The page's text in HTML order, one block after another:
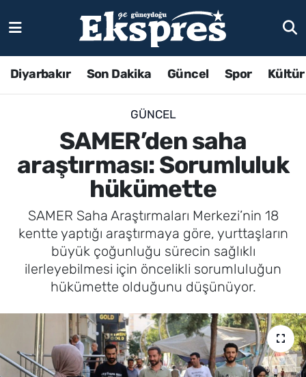
Diyarbakır Son Dakika Güncel Spor
GÜNCEL
SAMER’den saha
araştırması: Sorumluluk
hükümette
SAMER Saha Araştırmaları Merkezi’nin 18
kentte yaptığı araştırmaya göre, yurttaşların
büyük çoğunluğu sürecin sağlıklı
ilerleyebilmesi için öncelikli sorumluluğun
hükümette olduğunu düşünüyor.